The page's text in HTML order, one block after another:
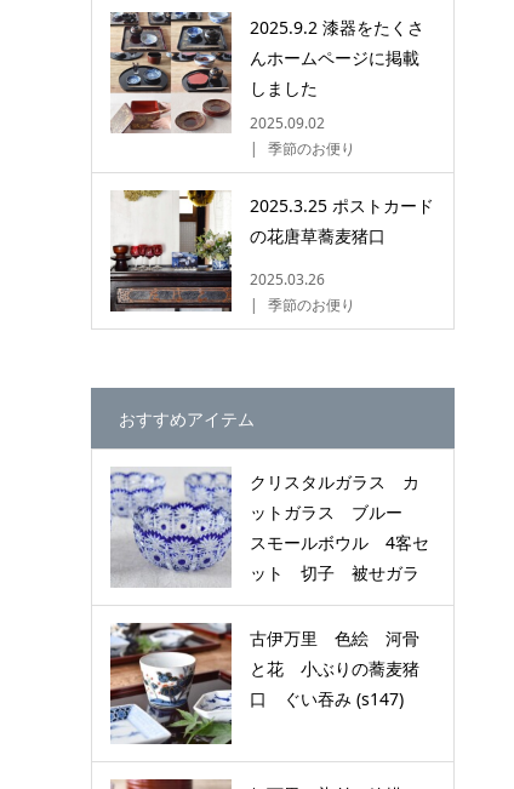
2025.9.2 漆器をたくさ
んホームページに掲載
しました
2025.09.02
季節のお便り
2025.3.25 ポストカード
の花唐草蕎麦猪口
2025.03.26
季節のお便り
おすすめアイテム
クリスタルガラス カ
ットガラス ブルー
スモールボウル 4客セ
ット 切子 被せガラ
ス (g030)
古伊万里 色絵 河骨
と花 小ぶりの蕎麦猪
口 ぐい吞み (s147)